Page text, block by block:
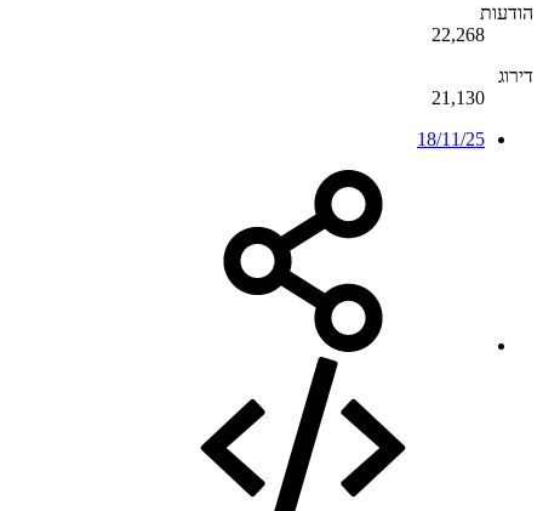
הודעות
22,268
דירוג
21,130
18/11/25